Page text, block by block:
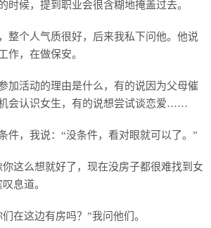
时候，提到职业会很含糊地掩盖过去。
整个人气质很好，后来我私下问他。他说
作，在做保安。
加活动的理由是什么，有的说因为父母催
会认识女生，有的说想尝试谈恋爱……
件，我说：“没条件，看对眼就可以了。”
这么想就好了，现在没房子都很难找到女
息道。
在这边有房吗？”我问他们。